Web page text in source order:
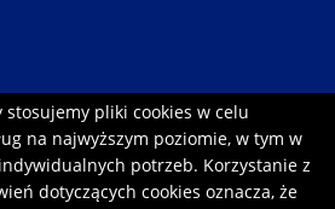
pliki cookies w celu
na najwyższym poziomie, w tym w
potrzeb. Korzystanie z
dotyczących cookies oznacza, że